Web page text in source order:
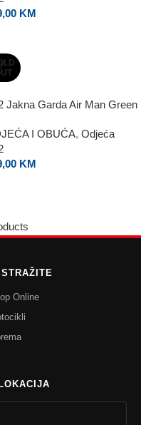
KM
Jakna Garda Air Man Green
I OBUĆA, Odjeća
KM
ISTRAŽITE
Online
LOKACIJA